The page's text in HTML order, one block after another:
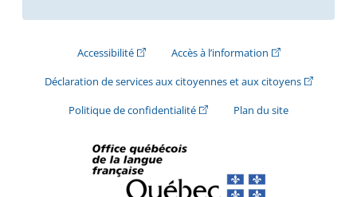
Accessibilité(Cet hyperlien externe s'ouvrira dans une
Accès à l’information(Cet hyperlien
Déclaration de services aux citoyennes et aux citoyens(Cet
Politique de confidentialité(Cet hyperlien externe s'ouvrira
Plan du site